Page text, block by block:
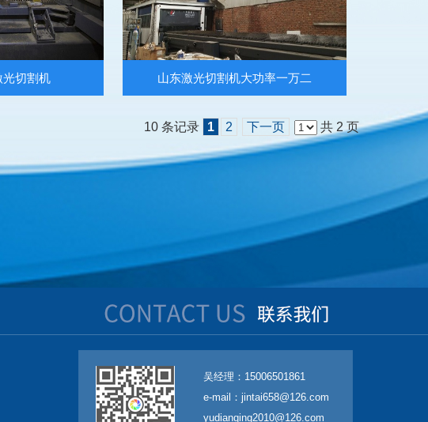
光切割机 山东激光切割机大功率一万二
10 条记录 1 2 下一页 共 2 页
吴经理：15006501861
e-mail：jintai658@126.com
yudianqing2010@126.com